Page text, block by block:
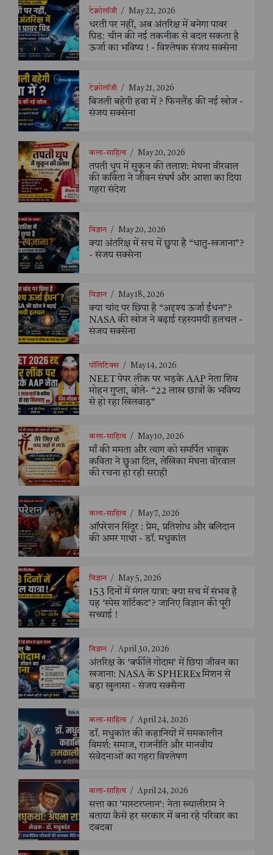
टेक्नोलॉजी / May 22, 2026
धरती पर नहीं, अब अंतरिक्ष में बनेगा पावर
ग्रिड: चीन की नई तकनीक से बदल सकता है
ऊर्जा का भविष्य ! - विश्लेषक संजय सक्सेना
टेक्नोलॉजी / May 21, 2026
बिजली बहेगी हवा में ? फिनलैंड की नई खोज -
संजय सक्सेना
कला-साहित्य / May 20, 2026
तपती धूप में सुकून की तलाश: मेघना वीरवाल
की कविता ने जीवन संघर्ष और आशा का दिया
गहरा संदेश
विज्ञान / May 20, 2026
क्या अंतरिक्ष में सच में छुपा है “धातु-खजाना”?
- संजय सक्सेना
विज्ञान / May 18, 2026
क्या चांद पर छिपा है “अदृश्य ऊर्जा ईंधन”?
NASA की खोज ने बढ़ाई रहस्यमयी हलचल -
संजय सक्सेना
पॉलिटिक्स / May 14, 2026
NEET पेपर लीक पर भड़के AAP नेता शिव
मोहन गुप्ता, बोले- “22 लाख छात्रों के भविष्य
से हो रहा खिलवाड़”
कला-साहित्य / May 10, 2026
माँ की ममता और त्याग को समर्पित भावुक
कविता ने छुआ दिल, लेखिका मेघना वीरवाल
की रचना हो रही सराही
कला-साहित्य / May 7, 2026
ऑपरेशन सिंदूर : प्रेम, प्रतिशोध और बलिदान
की अमर गाथा - डॉ. मधुकांत
विज्ञान / May 5, 2026
153 दिनों में मंगल यात्रा: क्या सच में संभव है
यह ‘स्पेस शॉर्टकट’? जानिए विज्ञान की पूरी
सच्चाई !
विज्ञान / April 30, 2026
अंतरिक्ष के ‘बर्फीले गोदाम’ में छिपा जीवन का
खजाना: NASA के SPHEREx मिशन से
बड़ा खुलासा - संजय सक्सैना
कला-साहित्य / April 24, 2026
डॉ. मधुकांत की कहानियों में समकालीन
विमर्श: समाज, राजनीति और मानवीय
संवेदनाओं का गहरा विश्लेषण
कला-साहित्य / April 24, 2026
सत्ता का 'मास्टरप्लान': नेता ख्यालीराम ने
बताया कैसे हर सरकार में बना रहे परिवार का
दबदबा